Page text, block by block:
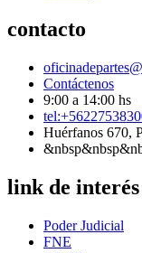
contacto
Contáctenos
9:00 a 14:00 hs
Huérfanos 670,
link de interés
Poder Judicial
FNE